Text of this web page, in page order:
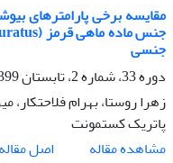
مقایسه برخی پارامترهای
جنسی
دوره 33، شماره 2، تابستان 1399، صفحه
زهرا روستا، بهرام
پاتریک کستمونت
مشاهده مقاله
اصل مقاله